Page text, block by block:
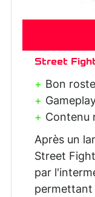
Street
Bon
Contenu
Après un
Street
par
permettant